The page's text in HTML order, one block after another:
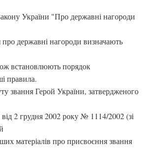
України "Про державні нагороди
державні нагороди визначають
встановлюють порядок
правила.
звання Герой України, затвердженого
2 грудня 2002 року № 1114/2002 (зі
матеріалів про присвоєння звання